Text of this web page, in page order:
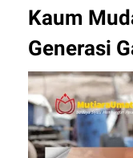
Kaum
Generasi